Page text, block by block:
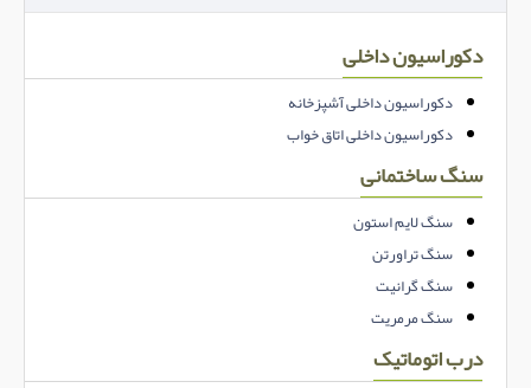
دکوراسیون داخلی
دکوراسیون داخلی آشپزخانه
دکوراسیون داخلی اتاق خواب
سنگ ساختمانی
سنگ لایم استون
سنگ تراورتن
سنگ گرانیت
سنگ مرمریت
درب اتوماتیک